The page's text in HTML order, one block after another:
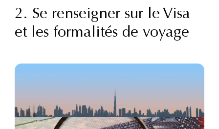
2. Se renseigner sur le Visa
et les formalités de voyage